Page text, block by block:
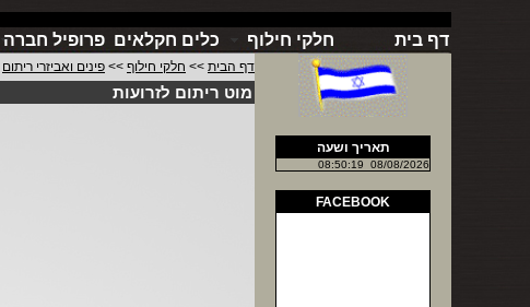
דף בית חלקי חילוף כלים חקלאים פרופיל חברה
תאריך ושעה
08/08/2026
08:50:19
FACEBOOK
דף הבית >> חלקי חילוף >> פינים ואביזרי ריתום
מוט ריתום לזרועות